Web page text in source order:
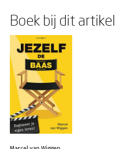
Boek bij dit artikel